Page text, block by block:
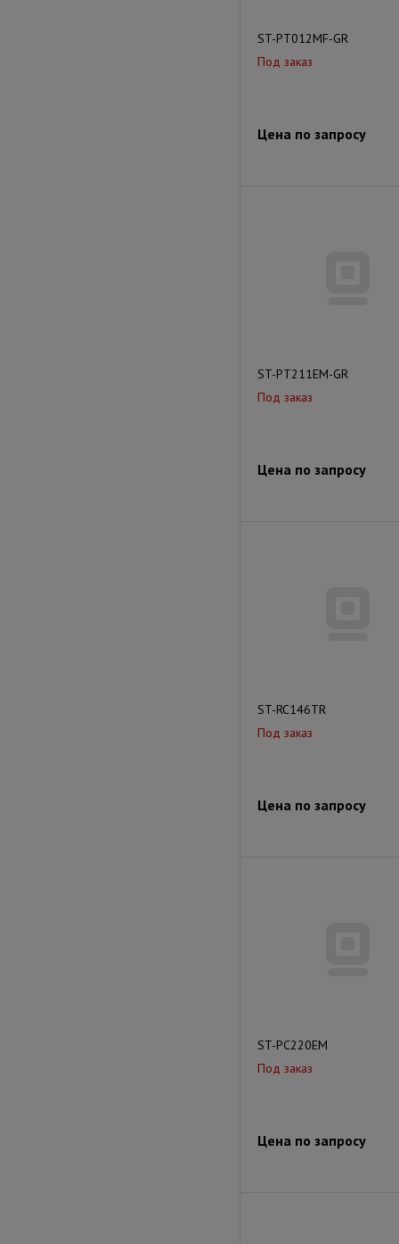
ST-PT012MF-GR
Под заказ
Цена по запросу
ST-PT211EM-GR
Под заказ
Цена по запросу
ST-RC146TR
Под заказ
Цена по запросу
ST-PC220EM
Под заказ
Цена по запросу